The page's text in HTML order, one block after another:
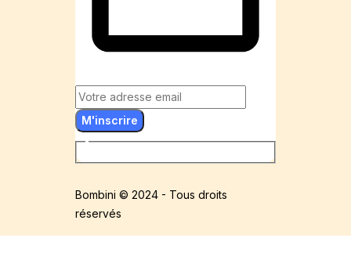
M'inscrire
Bombini © 2024 - Tous droits
réservés